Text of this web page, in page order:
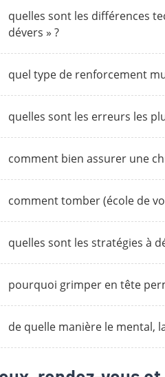
quelles sont les différences
dévers » ?
quel type de renforcement
quelles sont les erreurs les
comment bien assurer une
comment tomber (école de
quelles sont les stratégies à
pourquoi grimper en tête
de quelle manière le mental,